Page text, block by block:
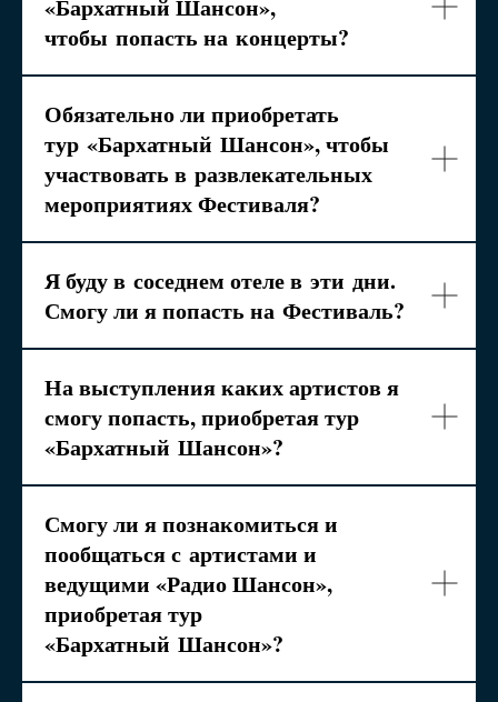
«Бархатный Шансон»,
чтобы попасть на концерты?
Обязательно ли приобретать
тур «Бархатный Шансон», чтобы
участвовать в развлекательных
мероприятиях Фестиваля?
Я буду в соседнем отеле в эти дни.
Смогу ли я попасть на Фестиваль?
На выступления каких артистов я
смогу попасть, приобретая тур
«Бархатный Шансон»?
Смогу ли я познакомиться и
пообщаться с артистами и
ведущими «Радио Шансон»,
приобретая тур
«Бархатный Шансон»?